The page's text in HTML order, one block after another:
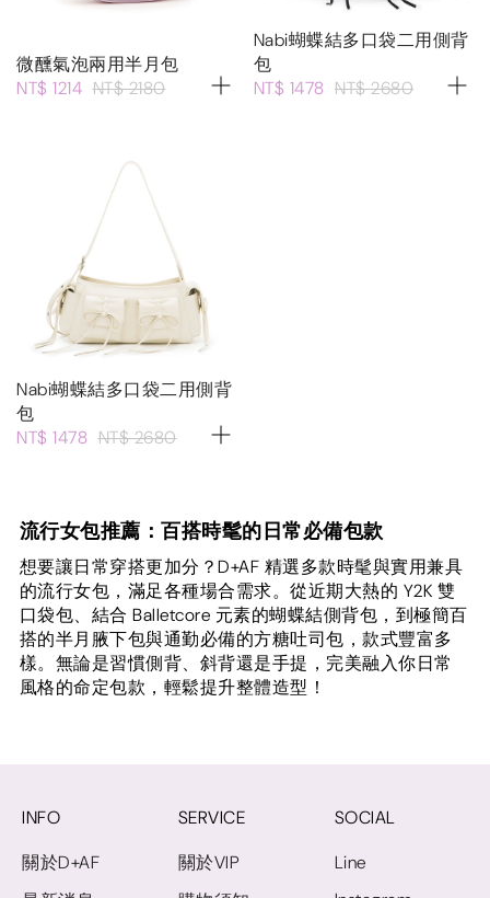
微醺氣泡兩用半月包
NT$ 1214 NT$ 2180
Nabi蝴蝶結多口袋二用側背
包
NT$ 1478 NT$ 2680
Nabi蝴蝶結多口袋二用側背
包
NT$ 1478 NT$ 2680
流行女包推薦：百搭時髦的日常必備包款
想要讓日常穿搭更加分？D+AF 精選多款時髦與實用兼具
的流行女包，滿足各種場合需求。從近期大熱的 Y2K 雙
口袋包、結合 Balletcore 元素的蝴蝶結側背包，到極簡百
搭的半月腋下包與通勤必備的方糖吐司包，款式豐富多
樣。無論是習慣側背、斜背還是手提，完美融入你日常
風格的命定包款，輕鬆提升整體造型！
INFO
關於D+AF
SERVICE
關於VIP
SOCIAL
Line